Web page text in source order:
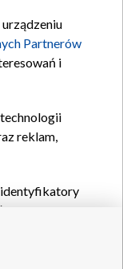
Partnerów
i
reklam,
identyfikatory
wydajności